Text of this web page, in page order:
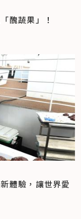
醜蔬果」！
體驗，讓世界愛